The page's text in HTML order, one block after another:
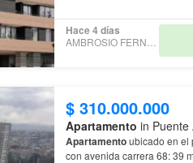
Hace 4 días
AMBROSIO FERNANDEZ 1
$ 310.000.000
Apartamento in Puente
Apartamentoubicado en el
con